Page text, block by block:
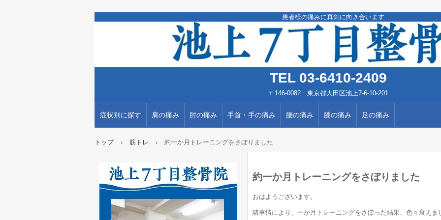
患者様の痛みに真剣に向き合います
TEL 03-6410-2409
〒146-0082 東京都大田区池上7-6-10-201
症状別に探す 肩の痛み 肘の痛み 手首・手の痛み 腰の痛み 膝の痛み 足の痛み
トップ › 筋トレ › 約一か月トレーニングをさぼりました
約一か月トレーニングをさぼりました
おはようございます。
諸事情により、一か月トレーニングをさぼった結果、色々衰えま